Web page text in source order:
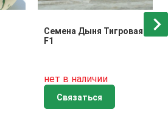
Семена Дыня Тигровая
F1
нет в наличии
Связаться